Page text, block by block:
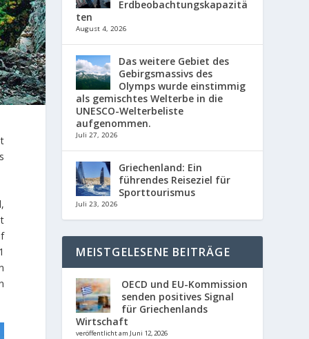
Erdbeobachtungskapazitä
ten
August 4, 2026
Das weitere Gebiet des
Gebirgsmassivs des
Olymps wurde einstimmig
als gemischtes Welterbe in die
UNESCO-Welterbeliste
aufgenommen.
Juli 27, 2026
Griechenland: Ein
führendes Reiseziel für
Sporttourismus
Juli 23, 2026
MEISTGELESENE BEITRÄGE
OECD und EU-Kommission
senden positives Signal
für Griechenlands
Wirtschaft
veröffentlicht am Juni 12, 2026